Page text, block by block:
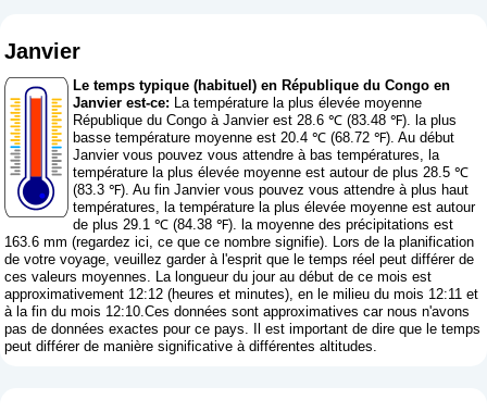
Janvier
Le temps typique (habituel) en République du Congo en
Janvier est-ce: La température la plus élevée moyenne
République du Congo à Janvier est 28.6 ℃ (83.48 ℉). la plus
basse température moyenne est 20.4 ℃ (68.72 ℉). Au début
Janvier vous pouvez vous attendre à bas températures, la
température la plus élevée moyenne est autour de plus 28.5 ℃
(83.3 ℉). Au fin Janvier vous pouvez vous attendre à plus haut
températures, la température la plus élevée moyenne est autour
de plus 29.1 ℃ (84.38 ℉). la moyenne des précipitations est
163.6 mm (regardez ici, ce que ce nombre signifie). Lors de la planification
de votre voyage, veuillez garder à l'esprit que le temps réel peut différer de
ces valeurs moyennes. La longueur du jour au début de ce mois est
approximativement 12:12 (heures et minutes), en le milieu du mois 12:11 et
à la fin du mois 12:10.Ces données sont approximatives car nous n'avons
pas de données exactes pour ce pays. Il est important de dire que le temps
peut différer de manière significative à différentes altitudes.